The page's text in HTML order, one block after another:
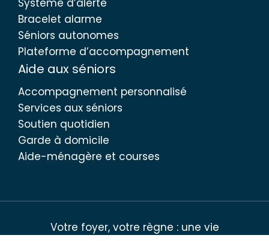
Système d’alerte
Bracelet alarme
Séniors autonomes
Plateforme d’accompagnement
Aide aux séniors
Accompagnement personnalisé
Services aux séniors
Soutien quotidien
Garde à domicile
Aide-ménagère et courses
Votre foyer, votre règne : une vie